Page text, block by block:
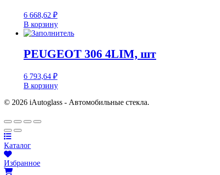
6 668,62 ₽
В корзину
PEUGEOT 306 4LIM, шт
6 793,64 ₽
В корзину
© 2026 iAutoglass - Автомобильные стекла.
Каталог
Избранное